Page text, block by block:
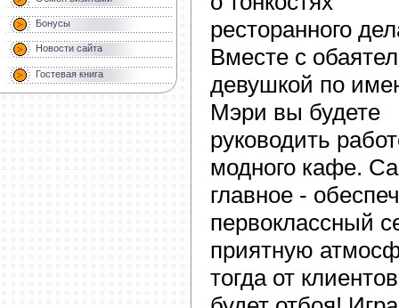
Бонусы
Новости сайта
Гостевая книга
ресторанного
Вместе с
девушкой по
Мэри вы будете
руководить
модного кафе.
главное -
первоклассный
приятную
тогда от